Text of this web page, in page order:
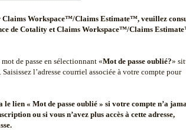
Claims Workspace™/Claims Estimate™, veuillez
de Cotality et Claims Workspace™/Claims
de passe en sélectionnant «Mot de passe oublié?»
l’adresse courriel associée à votre compte pour
lien « Mot de passe oublié » si votre compte n’a
ou si vous n’avez plus accès à cette adresse,